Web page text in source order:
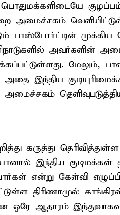
பொதுமக்களிடையே
அமைச்சகம்
பாஸ்போர்ட்டின்
அவர்களின்
மேலும்,
இந்திய
கருத்து
இந்திய குடிமக்கள்
என்று கேள்வி
திரிணாமுல்
ஒரே ஆதாரம்